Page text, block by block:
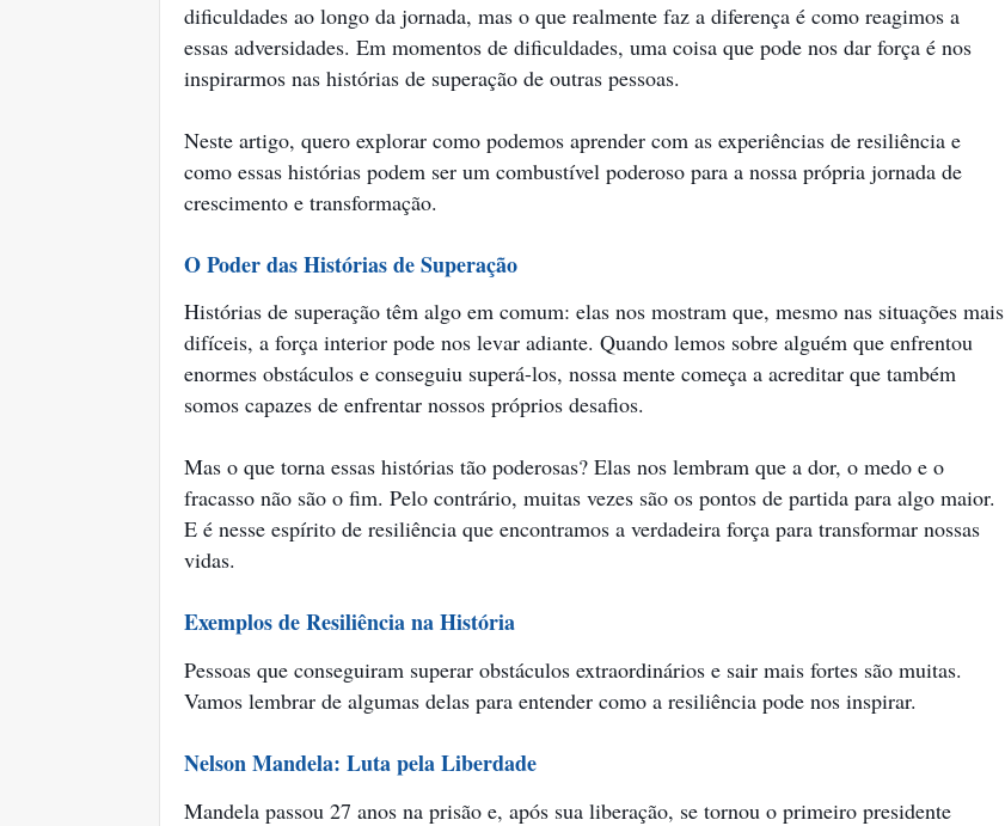
dificuldades ao longo da jornada, mas o que realmente faz a diferença é como reagimos a
essas adversidades. Em momentos de dificuldades, uma coisa que pode nos dar força é nos
inspirarmos nas histórias de superação de outras pessoas.
Neste artigo, quero explorar como podemos aprender com as experiências de resiliência e
como essas histórias podem ser um combustível poderoso para a nossa própria jornada de
crescimento e transformação.
O Poder das Histórias de Superação
Histórias de superação têm algo em comum: elas nos mostram que, mesmo nas situações mais
difíceis, a força interior pode nos levar adiante. Quando lemos sobre alguém que enfrentou
enormes obstáculos e conseguiu superá-los, nossa mente começa a acreditar que também
somos capazes de enfrentar nossos próprios desafios.
Mas o que torna essas histórias tão poderosas? Elas nos lembram que a dor, o medo e o
fracasso não são o fim. Pelo contrário, muitas vezes são os pontos de partida para algo maior.
E é nesse espírito de resiliência que encontramos a verdadeira força para transformar nossas
vidas.
Exemplos de Resiliência na História
Pessoas que conseguiram superar obstáculos extraordinários e sair mais fortes são muitas.
Vamos lembrar de algumas delas para entender como a resiliência pode nos inspirar.
Nelson Mandela: Luta pela Liberdade
Mandela passou 27 anos na prisão e, após sua liberação, se tornou o primeiro presidente